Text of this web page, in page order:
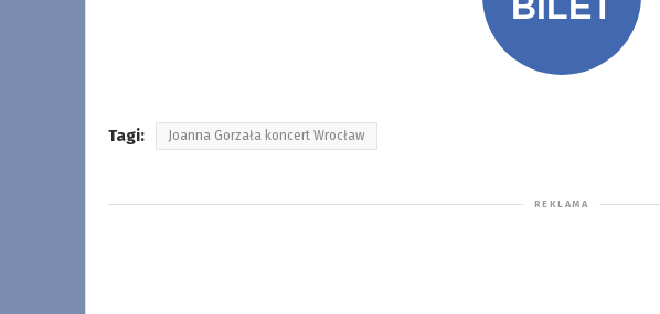
Tagi: Joanna Gorzała koncert Wrocław